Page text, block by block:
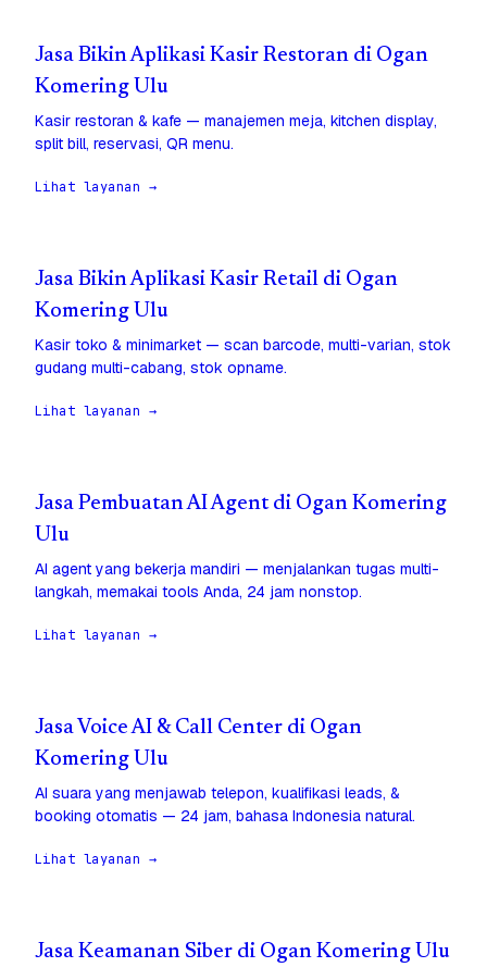
Jasa Bikin Aplikasi Kasir Restoran di Ogan
Komering Ulu
Kasir restoran & kafe — manajemen meja, kitchen display,
split bill, reservasi, QR menu.
Lihat layanan →
Jasa Bikin Aplikasi Kasir Retail di Ogan
Komering Ulu
Kasir toko & minimarket — scan barcode, multi-varian, stok
gudang multi-cabang, stok opname.
Lihat layanan →
Jasa Pembuatan AI Agent di Ogan Komering
Ulu
AI agent yang bekerja mandiri — menjalankan tugas multi-
langkah, memakai tools Anda, 24 jam nonstop.
Lihat layanan →
Jasa Voice AI & Call Center di Ogan
Komering Ulu
AI suara yang menjawab telepon, kualifikasi leads, &
booking otomatis — 24 jam, bahasa Indonesia natural.
Lihat layanan →
Jasa Keamanan Siber di Ogan Komering Ulu